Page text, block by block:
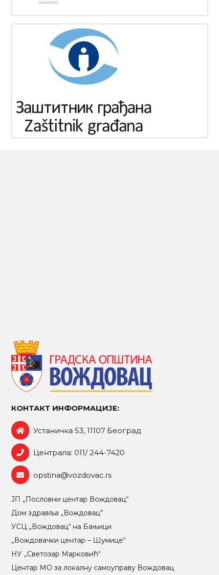
КОНТАКТ ИНФОРМАЦИЈЕ:
Устаничка 53, 11107 Београд
Централа: 011/ 244-7420
opstina@vozdovac.rs
ЈП „Пословни центар Вождовац“
Дом здравља „Вождовац”
УСЦ „Вождовац“ на Бањици
„Вождовачки центар – Шумице“
НУ „Светозар Марковић“
Центар МO за локалну самоуправу Вождовац